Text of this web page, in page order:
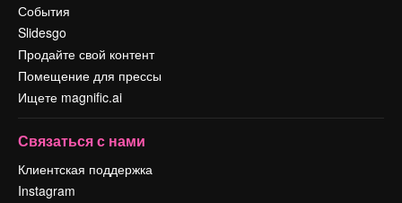
События
Slidesgo
Продайте свой контент
Помещение для прессы
Ищете magnific.ai
Связаться с нами
Клиентская поддержка
Instagram